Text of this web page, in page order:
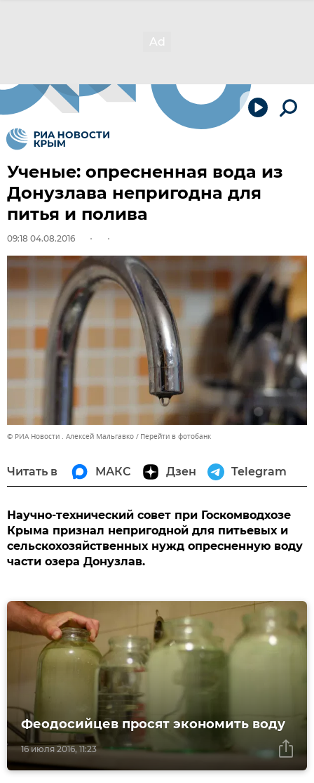
Ученые: опресненная вода из
Донузлава непригодна для
питья и полива
09:18 04.08.2016
© РИА Новости . Алексей Мальгавко Перейти в фотобанк
Читать в МАКС Дзен Telegram
Научно-технический совет при Госкомводхозе
Крыма признал непригодной для питьевых и
сельскохозяйственных нужд опресненную воду
части озера Донузлав.
16 июля 2016, 11:23
Феодосийцев просят экономить воду